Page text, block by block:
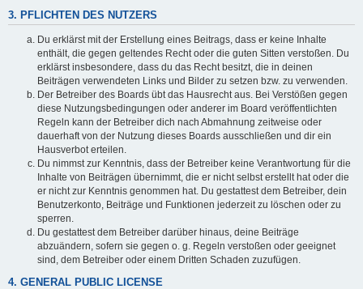
3. PFLICHTEN DES NUTZERS
Du erklärst mit der Erstellung eines Beitrags, dass er keine Inhalte
enthält, die gegen geltendes Recht oder die guten Sitten verstoßen. Du
erklärst insbesondere, dass du das Recht besitzt, die in deinen
Beiträgen verwendeten Links und Bilder zu setzen bzw. zu verwenden.
Der Betreiber des Boards übt das Hausrecht aus. Bei Verstößen gegen
diese Nutzungsbedingungen oder anderer im Board veröffentlichten
Regeln kann der Betreiber dich nach Abmahnung zeitweise oder
dauerhaft von der Nutzung dieses Boards ausschließen und dir ein
Hausverbot erteilen.
Du nimmst zur Kenntnis, dass der Betreiber keine Verantwortung für die
Inhalte von Beiträgen übernimmt, die er nicht selbst erstellt hat oder die
er nicht zur Kenntnis genommen hat. Du gestattest dem Betreiber, dein
Benutzerkonto, Beiträge und Funktionen jederzeit zu löschen oder zu
sperren.
Du gestattest dem Betreiber darüber hinaus, deine Beiträge
abzuändern, sofern sie gegen o. g. Regeln verstoßen oder geeignet
sind, dem Betreiber oder einem Dritten Schaden zuzufügen.
4. GENERAL PUBLIC LICENSE